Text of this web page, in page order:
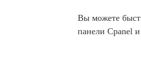
Вы можете
панели Cpanel